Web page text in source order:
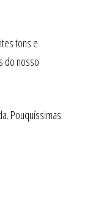
tons e
do nosso
Pouquíssimas